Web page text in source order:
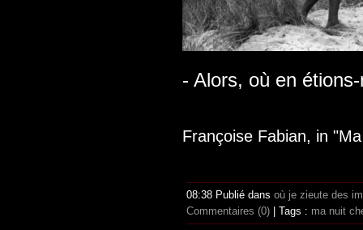
- Alors, où en
Françoise Fabian, in
08:38 Publié dans où je zieute des
Commentaires (0) | Tags : ma nuit